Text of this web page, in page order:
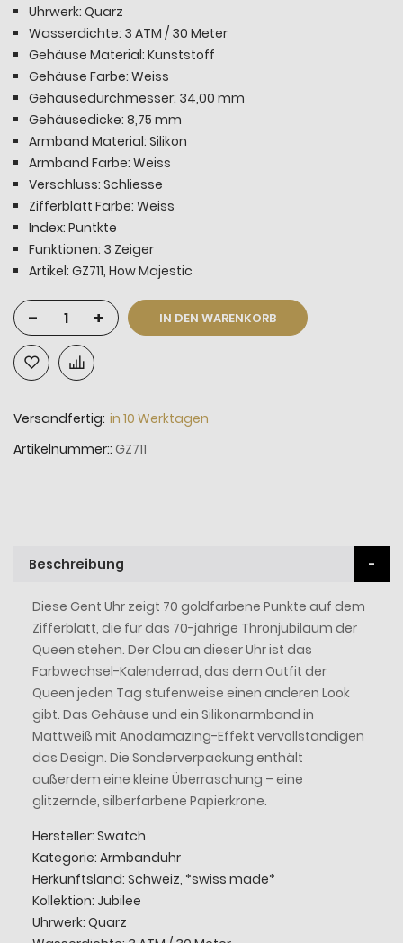
Uhrwerk: Quarz
Wasserdichte: 3 ATM / 30 Meter
Gehäuse Material: Kunststoff
Gehäuse Farbe: Weiss
Gehäusedurchmesser: 34,00 mm
Gehäusedicke: 8,75 mm
Armband Material: Silikon
Armband Farbe: Weiss
Verschluss: Schliesse
Zifferblatt Farbe: Weiss
Index: Puntkte
Funktionen: 3 Zeiger
Artikel: GZ711, How Majestic
- + IN DEN WARENKORB
Versandfertig: in 10 Werktagen
Artikelnummer: GZ711
Beschreibung
Diese Gent Uhr zeigt 70 goldfarbene Punkte auf dem
Zifferblatt, die für das 70-jährige Thronjubiläum der
Queen stehen. Der Clou an dieser Uhr ist das
Farbwechsel-Kalenderrad, das dem Outfit der
Queen jeden Tag stufenweise einen anderen Look
gibt. Das Gehäuse und ein Silikonarmband in
Mattweiß mit Anodamazing-Effekt vervollständigen
das Design. Die Sonderverpackung enthält
außerdem eine kleine Überraschung – eine
glitzernde, silberfarbene Papierkrone.
Hersteller: Swatch
Kategorie: Armbanduhr
Herkunftsland: Schweiz, *swiss made*
Kollektion: Jubilee
Uhrwerk: Quarz